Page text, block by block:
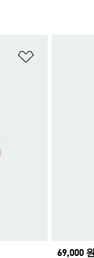
Price
69,000 원